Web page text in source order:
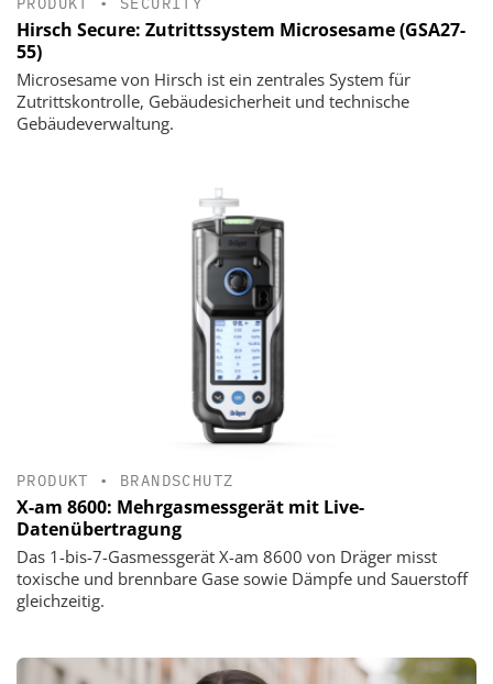
Hirsch Secure: Zutrittssystem Microsesame (GSA27-
55)
Microsesame von Hirsch ist ein zentrales System für
Zutrittskontrolle, Gebäudesicherheit und technische
Gebäudeverwaltung.
PRODUKT • BRANDSCHUTZ
X-am 8600: Mehrgasmessgerät mit Live-
Datenübertragung
Das 1-bis-7-Gasmessgerät X-am 8600 von Dräger misst
toxische und brennbare Gase sowie Dämpfe und Sauerstoff
gleichzeitig.